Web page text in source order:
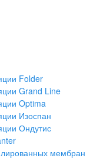
Folder
Grand Line
Optima
Изоспан
Ондутис
мембран